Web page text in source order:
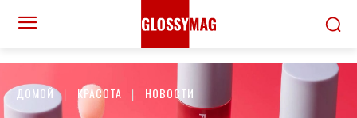
ДОМОЙ КРАСОТА НОВОСТИ